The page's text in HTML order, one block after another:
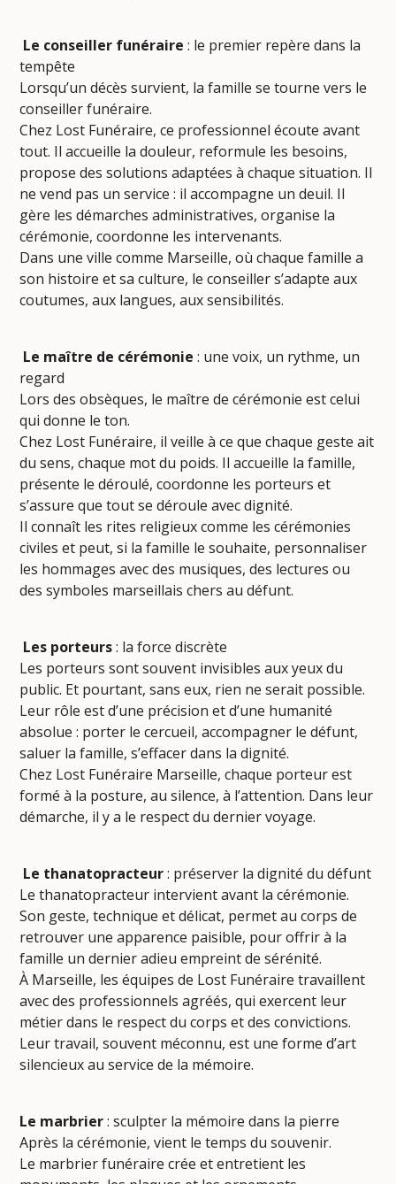
Le conseiller funéraire : le premier repère dans la
tempête
Lorsqu’un décès survient, la famille se tourne vers le
conseiller funéraire.
Chez Lost Funéraire, ce professionnel écoute avant
tout. Il accueille la douleur, reformule les besoins,
propose des solutions adaptées à chaque situation. Il
ne vend pas un service : il accompagne un deuil. Il
gère les démarches administratives, organise la
cérémonie, coordonne les intervenants.
Dans une ville comme Marseille, où chaque famille a
son histoire et sa culture, le conseiller s’adapte aux
coutumes, aux langues, aux sensibilités.
Le maître de cérémonie : une voix, un rythme, un
regard
Lors des obsèques, le maître de cérémonie est celui
qui donne le ton.
Chez Lost Funéraire, il veille à ce que chaque geste ait
du sens, chaque mot du poids. Il accueille la famille,
présente le déroulé, coordonne les porteurs et
s’assure que tout se déroule avec dignité.
Il connaît les rites religieux comme les cérémonies
civiles et peut, si la famille le souhaite, personnaliser
les hommages avec des musiques, des lectures ou
des symboles marseillais chers au défunt.
Les porteurs: la force discrète
Les porteurs sont souvent invisibles aux yeux du
public. Et pourtant, sans eux, rien ne serait possible.
Leur rôle est d’une précision et d’une humanité
absolue : porter le cercueil, accompagner le défunt,
saluer la famille, s’effacer dans la dignité.
Chez Lost Funéraire Marseille, chaque porteur est
formé à la posture, au silence, à l’attention. Dans leur
démarche, il y a le respect du dernier voyage.
Le thanatopracteur: préserver la dignité du défunt
Le thanatopracteur intervient avant la cérémonie.
Son geste, technique et délicat, permet au corps de
retrouver une apparence paisible, pour offrir à la
famille un dernier adieu empreint de sérénité.
À Marseille, les équipes de Lost Funéraire travaillent
avec des professionnels agréés, qui exercent leur
métier dans le respect du corps et des convictions.
Leur travail, souvent méconnu, est une forme d’art
silencieux au service de la mémoire.
Le marbrier: sculpter la mémoire dans la pierre
Après la cérémonie, vient le temps du souvenir.
Le marbrier funéraire crée et entretient les